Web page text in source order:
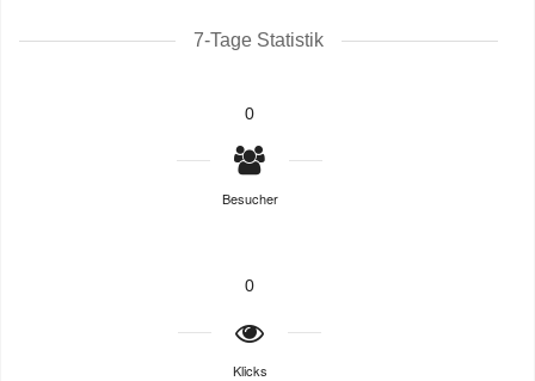
7-Tage Statistik
0
Besucher
0
Klicks